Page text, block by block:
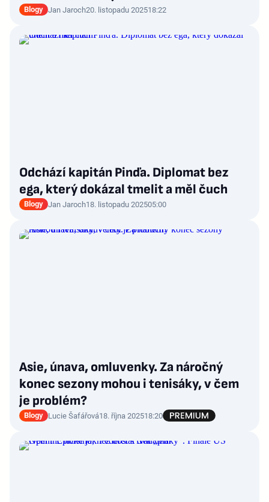
Blogy Jan Jaroch20. listopadu 202518:22
Odchází kapitán Pinďa. Diplomat bez
ega, který dokázal tmelit a měl čuch
Blogy Jan Jaroch18. listopadu 202505:00
Asie, únava, omluvenky. Za náročný
konec sezony mohou i tenisáky, v čem
je problém?
Blogy Lucie Šafářová18. října 202518:20